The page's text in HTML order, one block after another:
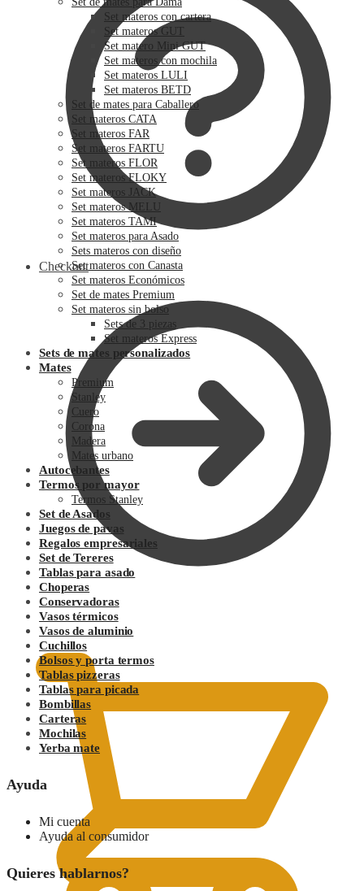
Checkout
0.00
Set materos con cartera
Set materos GUT
Set matero Mini GUT
Set materos con mochila
Set materos LULI
Set materos BETD
Set de mates para Caballero
Set materos CATA
Set materos FAR
Set materos FARTU
Set materos FLOR
Set materos FLOKY
Set materos JACK
Set materos MELU
Set materos TAMI
Set materos para Asado
Sets materos con diseño
Set materos con Canasta
Set materos Económicos
Set de mates Premium
Set materos sin bolso
Sets de 3 piezas
Set materos Express
Sets de mates personalizados
Mates
Premium
Stanley
Cuero
Corona
Madera
Mates urbano
Autocebantes
Termos por mayor
Termos Stanley
Set de Asados
Juegos de pavas
Regalos empresariales
Set de Tereres
Tablas para asado
Choperas
Conservadoras
Vasos térmicos
Vasos de aluminio
Cuchillos
Bolsos y porta termos
Tablas pizzeras
Tablas para picada
Bombillas
Carteras
Mochilas
Yerba mate
Ayuda
Mi cuenta
Ayuda al consumidor
Quieres hablarnos?